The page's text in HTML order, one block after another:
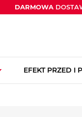
DARMOWA
EFEKT PRZED I